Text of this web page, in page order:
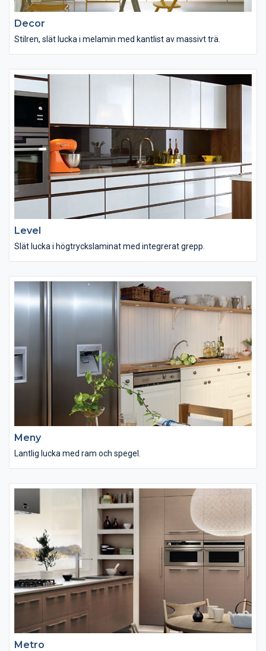
Decor
Stilren, slät lucka i melamin med kantlist av massivt trä.
Level
Slät lucka i högtryckslaminat med integrerat grepp.
Meny
Lantlig lucka med ram och spegel.
Metro